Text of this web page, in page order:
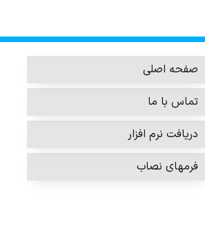
صفحه اصلی
تماس با ما
دریافت نرم افزار
فرمهای نصاب